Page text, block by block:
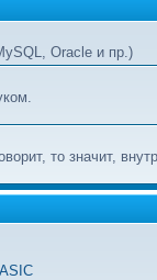
Oracle и пр.)
то значит,